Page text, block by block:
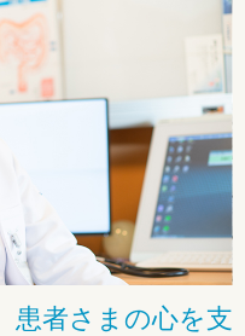
患者さまの心を支